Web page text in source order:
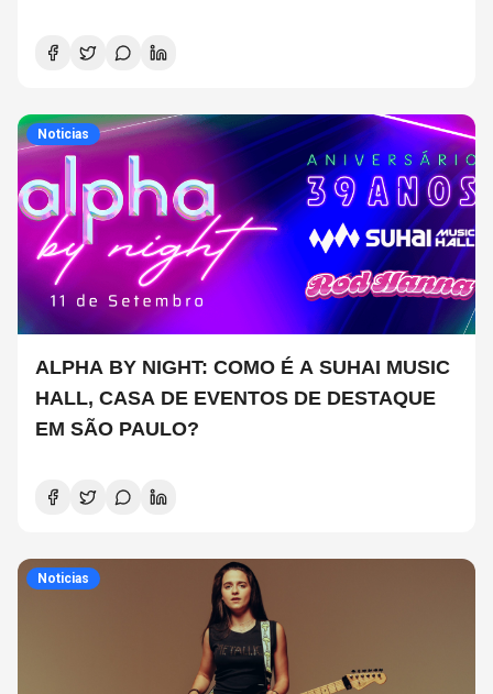
Noticias
ALPHA BY NIGHT: COMO É A SUHAI MUSIC
HALL, CASA DE EVENTOS DE DESTAQUE
EM SÃO PAULO?
Noticias